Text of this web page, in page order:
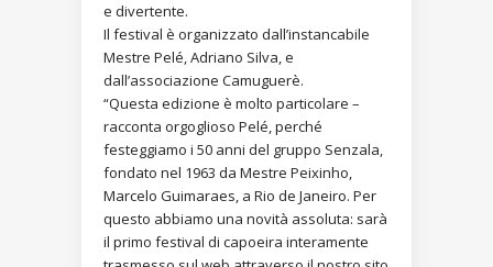
e divertente.
Il festival è organizzato dall’instancabile
Mestre Pelé, Adriano Silva, e
dall’associazione Camuguerè.
“Questa edizione è molto particolare –
racconta orgoglioso Pelé, perché
festeggiamo i 50 anni del gruppo Senzala,
fondato nel 1963 da Mestre Peixinho,
Marcelo Guimaraes, a Rio de Janeiro. Per
questo abbiamo una novità assoluta: sarà
il primo festival di capoeira interamente